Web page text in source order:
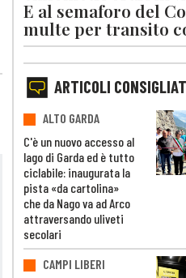
E al semaforo del
multe per transito
ARTICOLI
ALTO GARDA
C'è un nuovo accesso al
lago di Garda ed è tutto
ciclabile: inaugurata la
pista «da cartolina»
che da Nago va ad Arco
attraversando uliveti
secolari
CAMPI LIBERI